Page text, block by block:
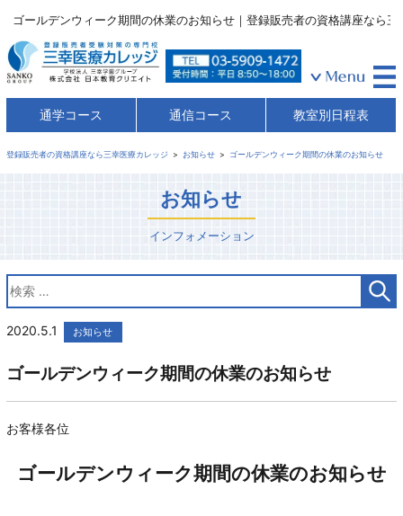
ゴールデンウィーク期間の休業のお知らせ｜登録販売者の資格講座なら三
通学コース 通信コース 教室別日程表
登録販売者の資格講座なら三幸医療カレッジ お知らせ ゴールデンウィーク期間の休業のお知らせ
お知らせ
インフォメーション
2020.5.1 お知らせ
ゴールデンウィーク期間の休業のお知らせ
お客様各位
ゴールデンウィーク期間の休業のお知らせ